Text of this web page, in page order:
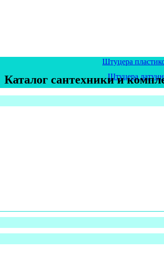
Штуцера
Штуцера
Каталог сантехники и